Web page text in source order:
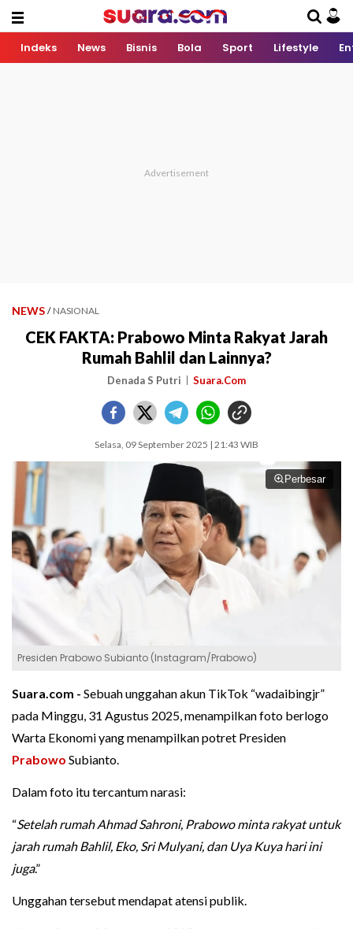
Indeks News Bisnis Bola Sport Lifestyle
NEWS / NASIONAL
CEK FAKTA: Prabowo Minta Rakyat Jarah
Rumah Bahlil dan Lainnya?
Denada S Putri Suara.Com
Selasa, 09 September 2025 | 21:43 WIB
Perbesar
Presiden Prabowo Subianto (Instagram/Prabowo)
Suara.com - Sebuah unggahan akun TikTok “wadaibingjr”
pada Minggu, 31 Agustus 2025, menampilkan foto berlogo
Warta Ekonomi yang menampilkan potret Presiden
Prabowo Subianto.
Dalam foto itu tercantum narasi:
“Setelah rumah Ahmad Sahroni, Prabowo minta rakyat untuk
jarah rumah Bahlil, Eko, Sri Mulyani, dan Uya Kuya hari ini
juga.”
Unggahan tersebut mendapat atensi publik.